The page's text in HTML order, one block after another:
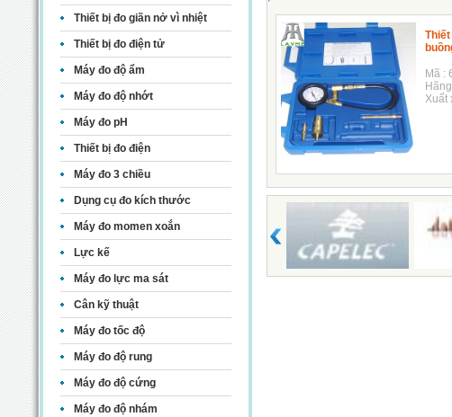
Thiết bị đo giãn nở vì nhiệt
Thiết bị đo điện tử
Máy đo độ ẩm
Máy đo độ nhớt
Máy đo pH
Thiết bị đo điện
Máy đo 3 chiều
Dụng cụ đo kích thước
Máy đo momen xoắn
Lực kế
Máy đo lực ma sát
Cân kỹ thuật
Máy đo tốc độ
Máy đo độ rung
Máy đo độ cứng
Máy đo độ nhám
Mã :
Xuất